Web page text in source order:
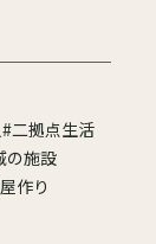
#二拠点生活
の施設
作り